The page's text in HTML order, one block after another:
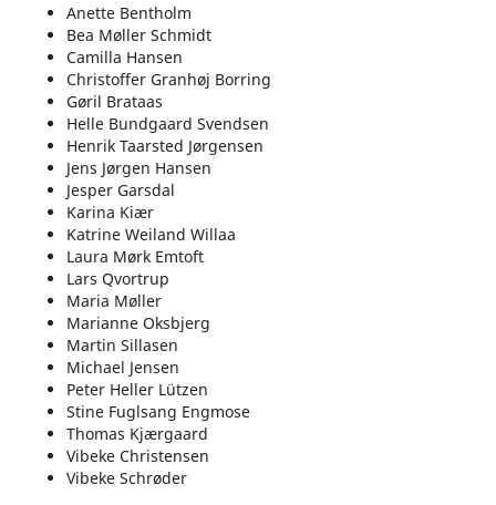
Anette Bentholm
Bea Møller Schmidt
Camilla Hansen
Christoffer Granhøj Borring
Gøril Brataas
Helle Bundgaard Svendsen
Henrik Taarsted Jørgensen
Jens Jørgen Hansen
Jesper Garsdal
Karina Kiær
Katrine Weiland Willaa
Laura Mørk Emtoft
Lars Qvortrup
Maria Møller
Marianne Oksbjerg
Martin Sillasen
Michael Jensen
Peter Heller Lützen
Stine Fuglsang Engmose
Thomas Kjærgaard
Vibeke Christensen
Vibeke Schrøder